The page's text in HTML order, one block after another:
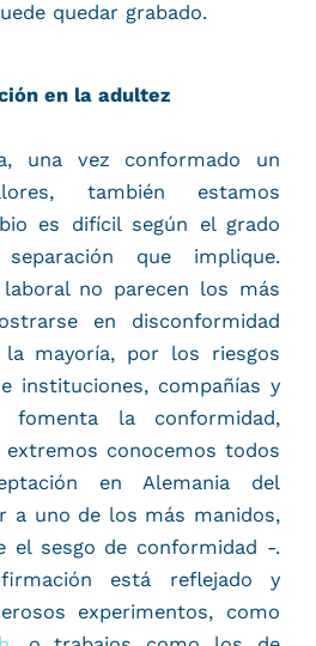
quedar grabado.
en la adultez
una vez conformado un
también estamos
es difícil según el grado
que implique.
no parecen los más
en disconformidad
mayoría, por los riesgos
instituciones, compañías y
fomenta la conformidad,
conocemos todos
en Alemania del
a uno de los más manidos,
el sesgo de conformidad -.
está reflejado y
experimentos, como